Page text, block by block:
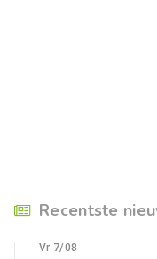
Recentste
Vr 7/08